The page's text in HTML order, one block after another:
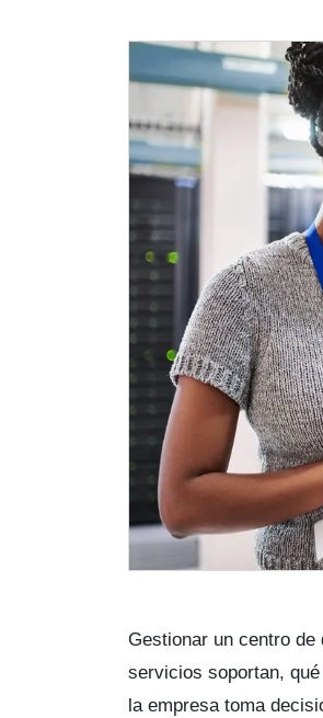
Gestionar un centro
servicios soportan,
la empresa toma